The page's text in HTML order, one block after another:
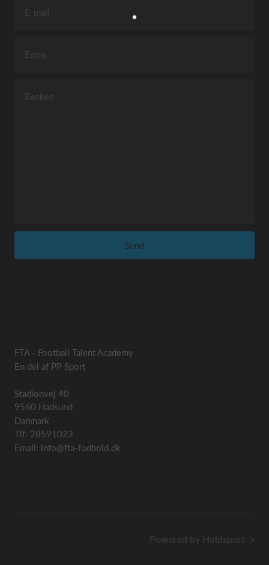
E-mail
Emne
Besked
Send
FTA - Football Talent Academy
En del af PP Sport
Stadionvej 40
9560 Hadsund
Danmark
Tlf: 28591023
Email: info@fta-fodbold.dk
Powered by Holdsport